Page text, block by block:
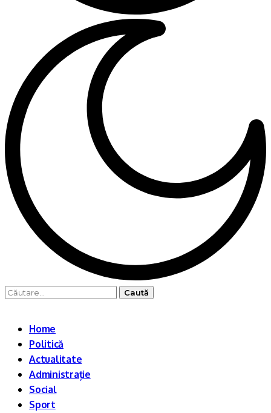
Caută
Home
Politică
Actualitate
Administrație
Social
Sport